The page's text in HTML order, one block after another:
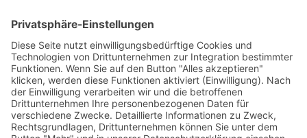
vollständiges Bild des Konflikts zu erhalten
und somit eine gemeinsame Lösung zu
finden, die für alle Beteiligten
zufriedenstellend ist.